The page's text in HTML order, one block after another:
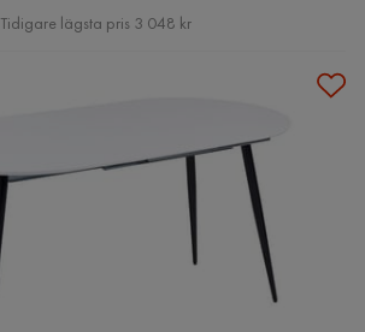
Pris
Tidigare lägsta pris 3 048 kr